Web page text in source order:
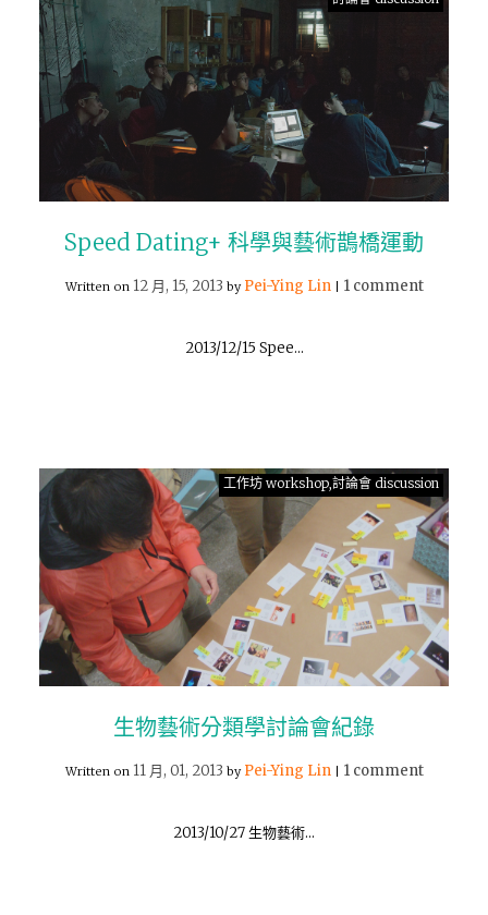
Speed Dating+ 科學與藝術鵲橋運動
Written on 12 月, 15, 2013 by Pei-Ying Lin 1 comment
2013/12/15 Spee…
工作坊 workshop,討論會 discussion
生物藝術分類學討論會紀錄
Written on 11 月, 01, 2013 by Pei-Ying Lin 1 comment
2013/10/27 生物藝術…